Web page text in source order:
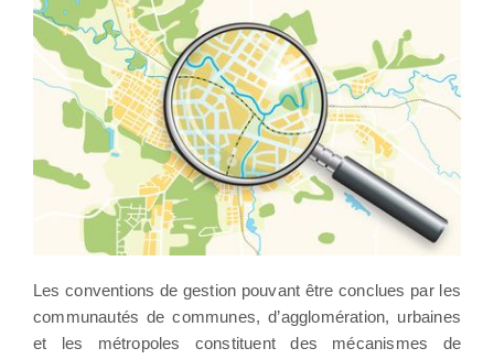
Les conventions de gestion pouvant être conclues par les
communautés de communes, d’agglomération, urbaines
et les métropoles constituent des mécanismes de